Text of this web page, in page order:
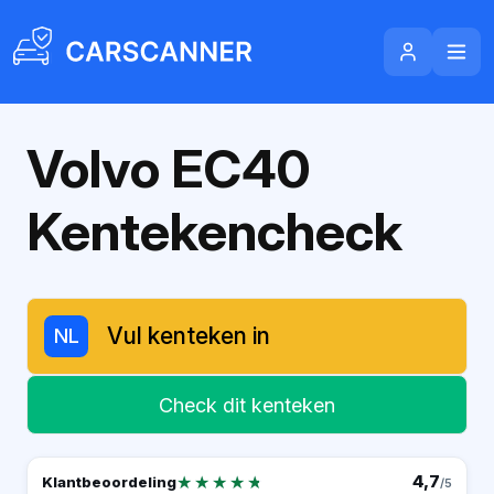
Volvo EC40
Kentekencheck
NL
Check dit kenteken
Klantbeoordeling★★★★★
★★★★★ 4,7/5